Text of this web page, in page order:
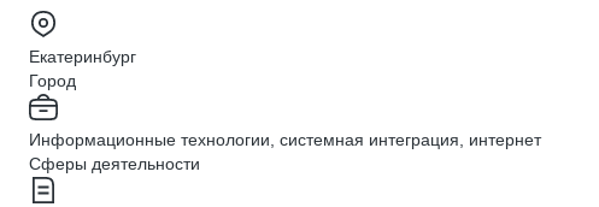
Екатеринбург
Город
Информационные технологии, системная интеграция, интернет
Сферы деятельности